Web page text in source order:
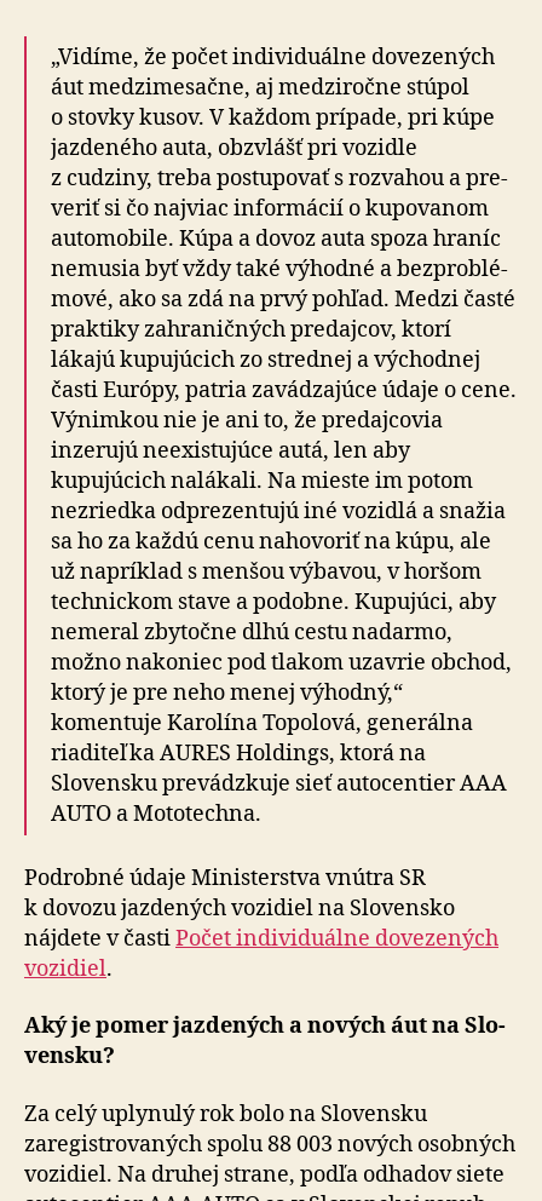
„Vidíme, že počet individuálne dovezených
áut medzi­me­sačne, aj medzi­ročne stúpol
o stovky kusov. V každom prípade, pri kúpe
jazdeného auta, obzvlášť pri vozidle
z cudziny, treba postupovať s rozvahou a pre­
ve­riť si čo najviac informácií o ku­po­va­nom
auto­mo­bile. Kúpa a dovoz auta spoza hraníc
nemusia byť vždy také výhodné a bez­problé­
mové, ako sa zdá na prvý pohľad. Medzi časté
praktiky zahra­ničných predajcov, ktorí
lákajú kupujúcich zo strednej a východnej
časti Európy, patria zavádzajúce údaje o cene.
Výnimkou nie je ani to, že predajcovia
inzerujú neexistujúce autá, len aby
kupujúcich nalákali. Na mieste im potom
nezriedka od­pre­zen­tujú iné vozidlá a snažia
sa ho za každú cenu nahovoriť na kúpu, ale
už napríklad s menšou výbavou, v horšom
technickom stave a podobne. Kupujúci, aby
nemeral zbytočne dlhú cestu nadarmo,
možno nakoniec pod tlakom uzavrie obchod,
ktorý je pre neho menej výhodný,“
komentuje Karolína Topolová, generálna
riaditeľka AURES Holdings, ktorá na
Slovensku prevádzkuje sieť auto­centier AAA
AUTO a Moto­techna.
Podrobné údaje Ministerstva vnútra SR
k dovozu jazdených vozidiel na Slovensko
nájdete v častiPočet indi­vi­du­álne do­ve­ze­ných
vozidiel.
Aký je pomer jazdených a nových áut na Slo­
ven­sku?
Za celý uplynulý rok bolo na Slovensku
zaregistrovaných spolu 88 003 nových osobných
vozidiel. Na druhej strane, podľa odhadov siete